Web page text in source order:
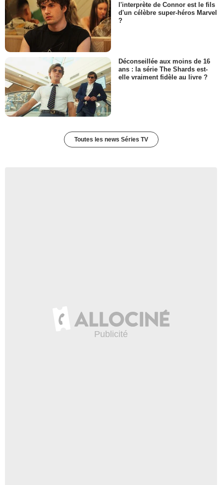
l'interprète de Connor est le fils
d'un célèbre super-héros Marvel
?
Déconseillée aux moins de 16
ans : la série The Shards est-
elle vraiment fidèle au livre ?
Toutes les news Séries TV